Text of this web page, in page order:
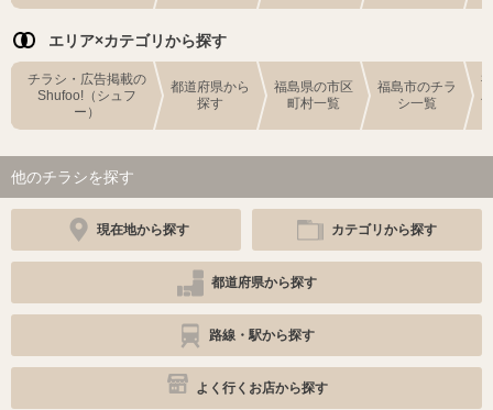
エリア×カテゴリから探す
チラシ・広告掲載の
Shufoo!（シュフ
ー）
都道府県から
探す
福島県の市区
町村一覧
福島市のチラ
シ一覧
他のチラシを探す
現在地から探す カテゴリから探す
都道府県から探す
路線・駅から探す
よく行くお店から探す